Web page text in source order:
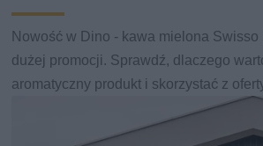
Nowość w Dino - kawa mielona
dużej promocji. Sprawdź, dlaczego
aromatyczny produkt i skorzystać z